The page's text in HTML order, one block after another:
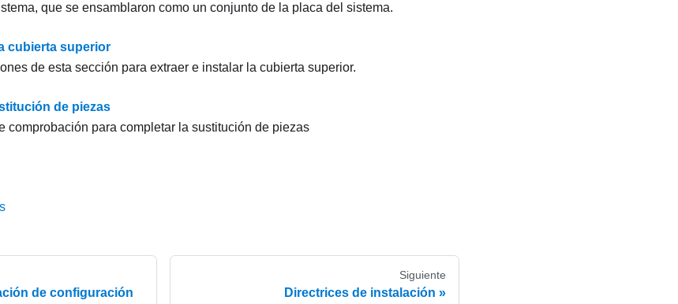
que se ensamblaron como un conjunto de la placa del sistema.
cubierta superior
de esta sección para extraer e instalar la cubierta superior.
de piezas
comprobación para completar la sustitución de piezas
de configuración
Siguiente
Directrices de instalación